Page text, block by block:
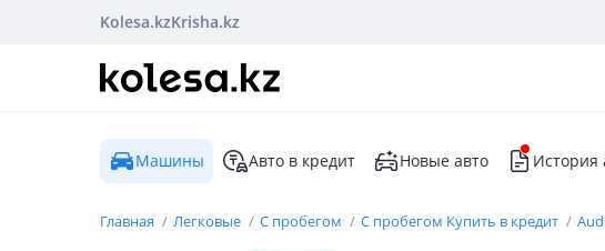
Kolesa.kzKrisha.kz
Машины Авто в кредит Новые авто История
Главная Легковые С пробегом С пробегом Купить в кредит